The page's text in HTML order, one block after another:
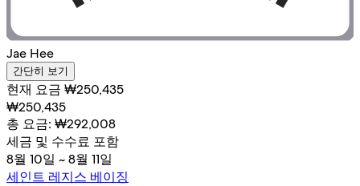
Jae Hee
간단히 보기
현재 요금 ₩250,435
₩250,435
총 요금: ₩292,008
세금 및 수수료 포함
8월 10일 ~ 8월 11일
세인트 레지스 베이징